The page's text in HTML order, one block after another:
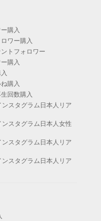
購入
ワー購入
トフォロワー
購入
購入
回数購入
ンスタグラム日本人リア
ンスタグラム日本人女性
ンスタグラム日本人リア
ンスタグラム日本人リア